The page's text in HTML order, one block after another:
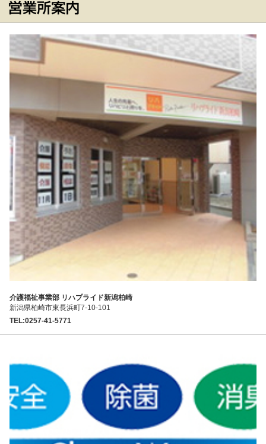
介護福祉事業部 リハプライド新潟柏崎
新潟県柏崎市東長浜町7-10-101
TEL:0257-41-5771